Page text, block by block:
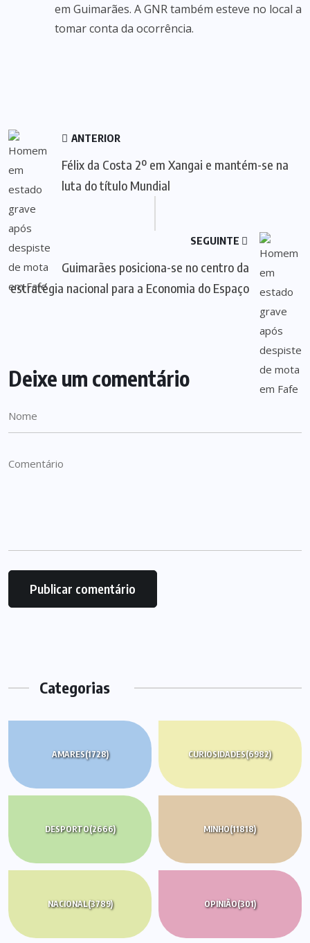
em Guimarães. A GNR também esteve no local a
tomar conta da ocorrência.
ANTERIOR
Félix da Costa 2º em Xangai e mantém-se na
luta do título Mundial
SEGUINTE
Guimarães posiciona-se no centro da
estratégia nacional para a Economia do Espaço
Deixe um comentário
Categorias
AMARES(1728) CURIOSIDADES(6982)
DESPORTO(2666) MINHO(11818)
NACIONAL(3789) OPINIÃO(301)